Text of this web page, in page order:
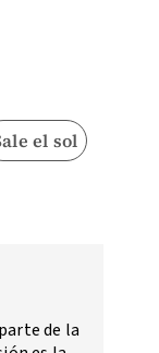
el sol
de la